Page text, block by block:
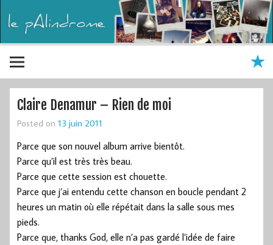
Claire Denamur – Rien de moi
Posted on 13 juin 2011
Parce que son nouvel album arrive bientôt.
Parce qu’il est très très beau.
Parce que cette session est chouette.
Parce que j’ai entendu cette chanson en boucle pendant 2
heures un matin où elle répétait dans la salle sous mes
pieds.
Parce que, thanks God, elle n’a pas gardé l’idée de faire